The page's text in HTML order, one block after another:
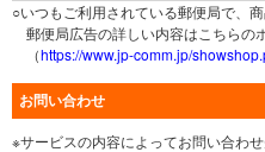
○いつもご利用されている郵便局で、
郵便局広告の詳しい内容はこちらの
（https://www.jp-comm.jp/
お問い合わせ
※サービスの内容によってお問い合わせ